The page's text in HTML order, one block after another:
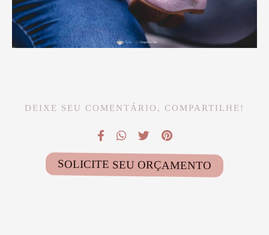
DEIXE SEU COMENTÁRIO, COMPARTILHE!
SOLICITE SEU ORÇAMENTO